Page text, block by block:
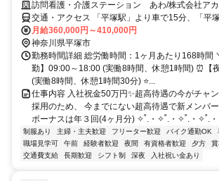
訪問看護・介護ステーション あわ/株式会社ア
交通・アクセス 「平塚駅」より車で15分、「平
⇒バス停「下出縄」より徒歩5分 ★車・バイク・
Ｋ(無料駐車場完備) ★交通費規定内支給
月給360,000円～410,000円
神奈川県平塚市
勤務時間詳細 総労働時間：1ヶ月あたり168時間
勤】09:00～18:00 (実働8時間、休憩1時間) ⏰【
(実働8時間、休憩1時間30分) ⭐...
仕事内容 入社祝金50万円✨超高待遇の今がチャ
採用のため、 今までにない超高待遇で新メンバ
ボーナスは年３回(4ヶ月分) ✧˚.・✧˚.・✧˚.・✧˚.
制服あり 主婦・主夫歓迎 フリーター歓迎 バイク通勤OK
職場見学可
午前 経験者歓迎 夜間 有資格者歓迎 夕方 賞
交通費支給
長期歓迎 シフト制 深夜 入社祝い金あり